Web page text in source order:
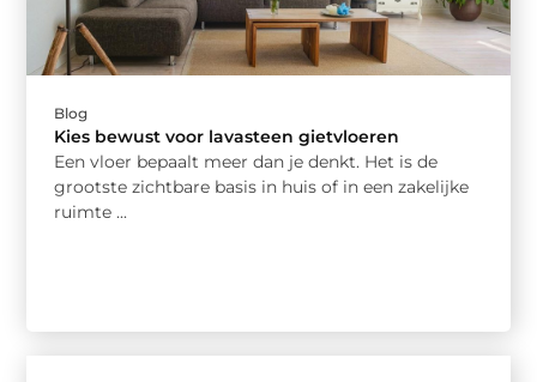
Blog
Kies bewust voor lavasteen gietvloeren
Een vloer bepaalt meer dan je denkt. Het is de
grootste zichtbare basis in huis of in een zakelijke
ruimte ...